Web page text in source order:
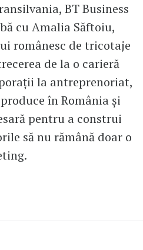
BT Business
cu Amalia Săftoiu,
românesc de tricotaje
de la o carieră
la antreprenoriat,
în România și
pentru a construi
să nu rămână doar o